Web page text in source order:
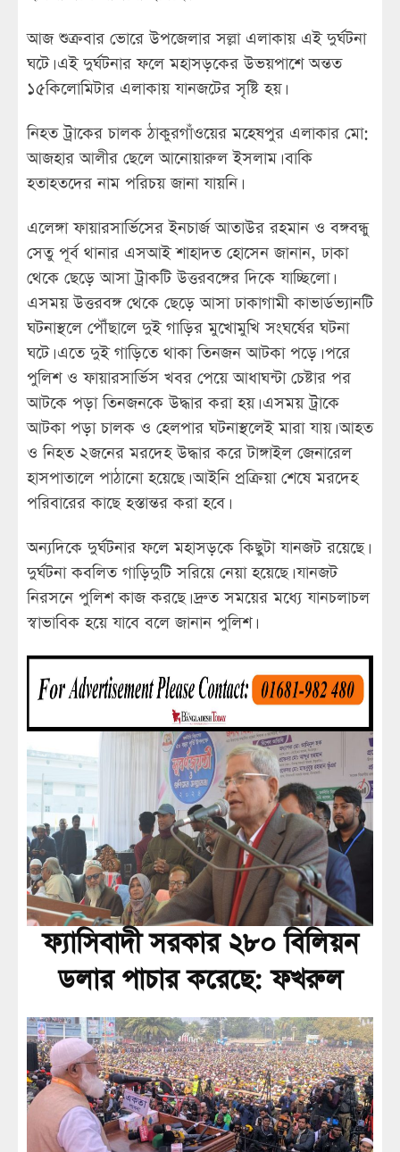
আজ শুক্রবার ভোরে উপজেলার সল্লা এলাকায় এই দুর্ঘটনা
ঘটে। এই দুর্ঘটনার ফলে মহাসড়কের উভয়পাশে অন্তত
১৫কিলোমিটার এলাকায় যানজটের সৃষ্টি হয়।
নিহত ট্রাকের চালক ঠাকুরগাঁওয়ের মহেষপুর এলাকার মো:
আজহার আলীর ছেলে আনোয়ারুল ইসলাম। বাকি
হতাহতদের নাম পরিচয় জানা যায়নি।
এলেঙ্গা ফায়ারসার্ভিসের ইনচার্জ আতাউর রহমান ও বঙ্গবন্ধু
সেতু পূর্ব থানার এসআই শাহাদত হোসেন জানান, ঢাকা
থেকে ছেড়ে আসা ট্রাকটি উত্তরবঙ্গের দিকে যাচ্ছিলো।
এসময় উত্তরবঙ্গ থেকে ছেড়ে আসা ঢাকাগামী কাভার্ডভ্যানটি
ঘটনাস্থলে পৌঁছালে দুই গাড়ির মুখোমুখি সংঘর্ষের ঘটনা
ঘটে। এতে দুই গাড়িতে থাকা তিনজন আটকা পড়ে। পরে
পুলিশ ও ফায়ারসার্ভিস খবর পেয়ে আধাঘন্টা চেষ্টার পর
আটকে পড়া তিনজনকে উদ্ধার করা হয়। এসময় ট্রাকে
আটকা পড়া চালক ও হেলপার ঘটনাস্থলেই মারা যায়। আহত
ও নিহত ২জনের মরদেহ উদ্ধার করে টাঙ্গাইল জেনারেল
হাসপাতালে পাঠানো হয়েছে। আইনি প্রক্রিয়া শেষে মরদেহ
পরিবারের কাছে হস্তান্তর করা হবে।
অন্যদিকে দুর্ঘটনার ফলে মহাসড়কে কিছুটা যানজট রয়েছে।
দুর্ঘটনা কবলিত গাড়িদুটি সরিয়ে নেয়া হয়েছে। যানজট
নিরসনে পুলিশ কাজ করছে। দ্রুত সময়ের মধ্যে যানচলাচল
স্বাভাবিক হয়ে যাবে বলে জানান পুলিশ।
ফ্যাসিবাদী সরকার ২৮০ বিলিয়ন
ডলার পাচার করেছে: ফখরুল